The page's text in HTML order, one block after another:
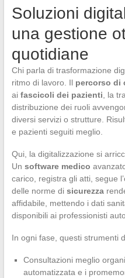
Soluzioni
una gestione
quotidiane
Chi parla di trasformazione
ritmo di lavoro. Il percorso di
ai fascicoli dei pazienti , la
distribuzione dei ruoli
diversi servizi o strutture.
e pazienti seguiti meglio.
Qui, la digitalizzazione si
Un software medico
carico, registra gli atti, segue
delle norme di sicurezza
affidabile, mettendo i dati
disponibili ai professionisti
In ogni fase, questi strumenti
Consultazioni meglio
automatizzata e i